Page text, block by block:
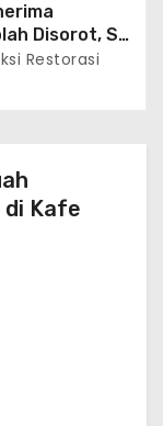
Disorot, SD
Nyaris
Masuk
Restorasi
Kafe